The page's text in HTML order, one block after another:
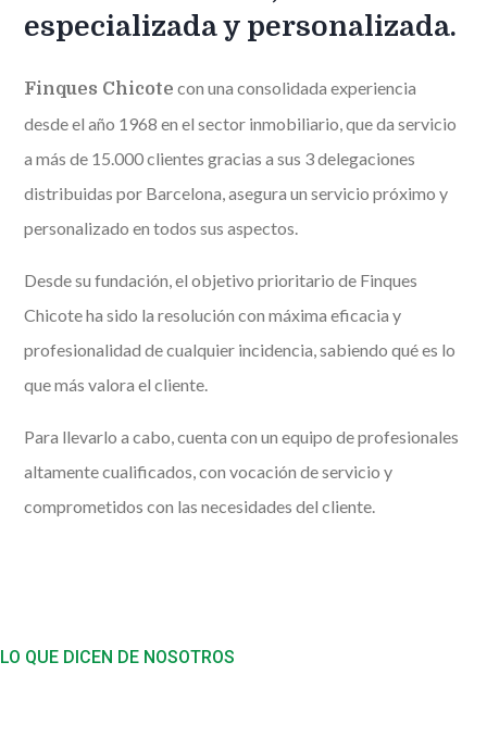
especializada y personalizada.
Finques Chicote con una consolidada experiencia
desde el año 1968 en el sector inmobiliario, que da servicio
a más de 15.000 clientes gracias a sus 3 delegaciones
distribuidas por Barcelona, asegura un servicio próximo y
personalizado en todos sus aspectos.
Desde su fundación, el objetivo prioritario de Finques
Chicote ha sido la resolución con máxima eficacia y
profesionalidad de cualquier incidencia, sabiendo qué es lo
que más valora el cliente.
Para llevarlo a cabo, cuenta con un equipo de profesionales
altamente cualificados, con vocación de servicio y
comprometidos con las necesidades del cliente.
LO QUE DICEN DE NOSOTROS